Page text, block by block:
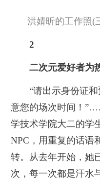
洪婧昕的工作照(
2
二次元爱好者为
“请出示身份证和
意您的场次时间！
学技术学院大二的学
NPC，用重复的话语
转。从去年开始，她
次，每一次都是汗水